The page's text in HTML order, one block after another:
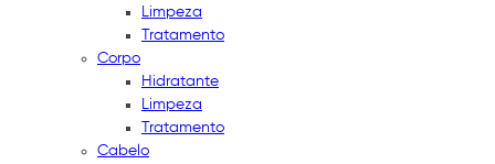
Limpeza
Tratamento
Corpo
Hidratante
Limpeza
Tratamento
Cabelo